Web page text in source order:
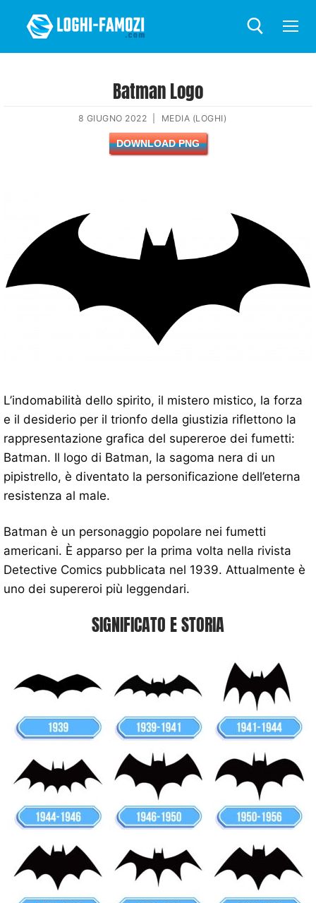
Batman Logo
8 GIUGNO 2022 MEDIA (LOGHI)
DOWNLOAD PNG
L’indomabilità dello spirito, il mistero mistico, la forza
e il desiderio per il trionfo della giustizia riflettono la
rappresentazione grafica del supereroe dei fumetti:
Batman. Il logo di Batman, la sagoma nera di un
pipistrello, è diventato la personificazione dell’eterna
resistenza al male.
Batman è un personaggio popolare nei fumetti
americani. È apparso per la prima volta nella rivista
Detective Comics pubblicata nel 1939. Attualmente è
uno dei supereroi più leggendari.
SIGNIFICATO E STORIA